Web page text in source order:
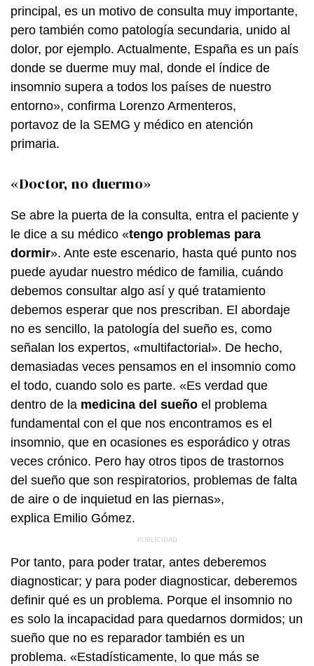
principal, es un motivo de consulta muy importante,
pero también como patología secundaria, unido al
dolor, por ejemplo. Actualmente, España es un país
donde se duerme muy mal, donde el índice de
insomnio supera a todos los países de nuestro
entorno», confirma Lorenzo Armenteros,
portavoz de la SEMG y médico en atención
primaria.
«Doctor, no duermo»
Se abre la puerta de la consulta, entra el paciente y
le dice a su médico «tengo problemas para
dormir». Ante este escenario, hasta qué punto nos
puede ayudar nuestro médico de familia, cuándo
debemos consultar algo así y qué tratamiento
debemos esperar que nos prescriban. El abordaje
no es sencillo, la patología del sueño es, como
señalan los expertos, «multifactorial». De hecho,
demasiadas veces pensamos en el insomnio como
el todo, cuando solo es parte. «Es verdad que
dentro de la medicina del sueño el problema
fundamental con el que nos encontramos es el
insomnio, que en ocasiones es esporádico y otras
veces crónico. Pero hay otros tipos de trastornos
del sueño que son respiratorios, problemas de falta
de aire o de inquietud en las piernas»,
explica Emilio Gómez.
Por tanto, para poder tratar, antes deberemos
diagnosticar; y para poder diagnosticar, deberemos
definir qué es un problema. Porque el insomnio no
es solo la incapacidad para quedarnos dormidos; un
sueño que no es reparador también es un
problema. «Estadísticamente, lo que más se